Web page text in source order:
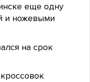
еще одну
и ножевыми
на срок